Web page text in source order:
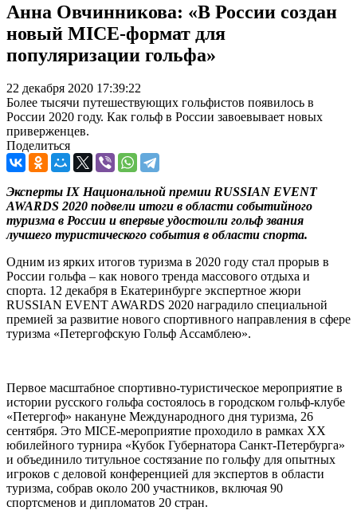
Анна Овчинникова: «В России создан
новый МICE-формат для
популяризации гольфа»
22 декабря 2020 17:39:22
Более тысячи путешествующих гольфистов появилось в
России 2020 году. Как гольф в России завоевывает новых
приверженцев.
Поделиться
Эксперты IX Национальной премии RUSSIAN EVENT
AWARDS 2020 подвели итоги в области событийного
туризма в России и впервые удостоили гольф звания
лучшего туристического события в области спорта.
Одним из ярких итогов туризма в 2020 году стал прорыв в
России гольфа – как нового тренда массового отдыха и
спорта. 12 декабря в Екатеринбурге экспертное жюри
RUSSIAN EVENT AWARDS 2020 наградило специальной
премией за развитие нового спортивного направления в сфере
туризма «Петергофскую Гольф Ассамблею».
Первое масштабное спортивно-туристическое мероприятие в
истории русского гольфа состоялось в городском гольф-клубе
«Петергоф» накануне Международного дня туризма, 26
сентября. Это МICE-мероприятие проходило в рамках XX
юбилейного турнира «Кубок Губернатора Санкт-Петербурга»
и объединило титульное состязание по гольфу для опытных
игроков с деловой конференцией для экспертов в области
туризма, собрав около 200 участников, включая 90
спортсменов и дипломатов 20 стран.